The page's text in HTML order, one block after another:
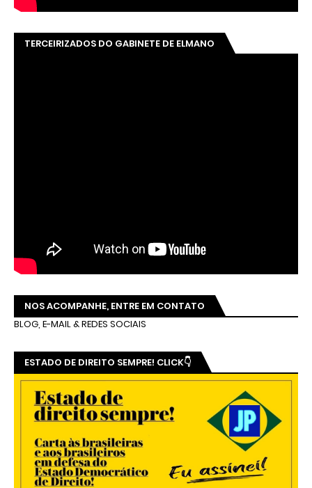
TERCEIRIZADOS DO GABINETE DE ELMANO
NOS ACOMPANHE, ENTRE EM CONTATO
BLOG, E-MAIL & REDES SOCIAIS
ESTADO DE DIREITO SEMPRE! CLICK👇